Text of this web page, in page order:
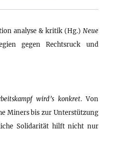
analyse & kritik (Hg.) Neue
gegen Rechtsruck und
wird’s konkret. Von
Miners bis zur Unterstützung
Solidarität hilft nicht nur